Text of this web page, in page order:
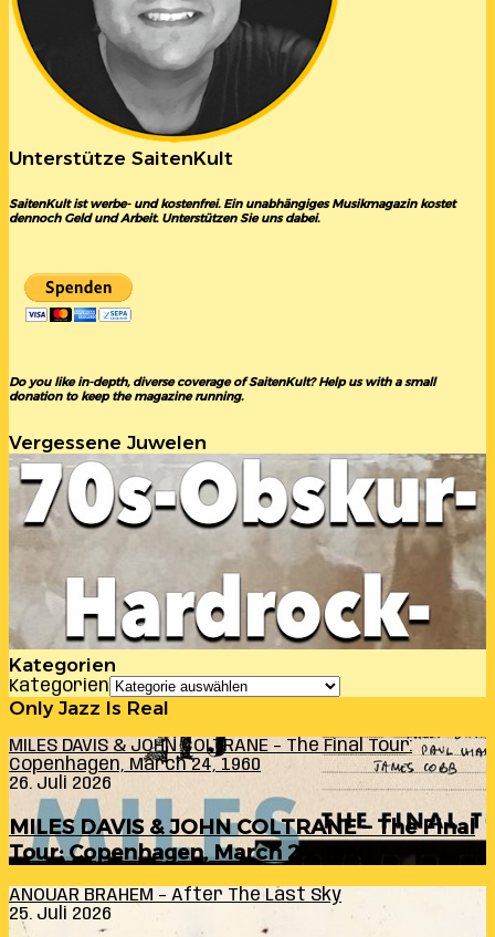
Unterstütze SaitenKult
SaitenKult ist werbe- und kostenfrei. Ein unabhängiges Musikmagazin kostet
dennoch Geld und Arbeit. Unterstützen Sie uns dabei.
Do you like in-depth, diverse coverage of SaitenKult? Help us with a small
donation to keep the magazine running.
Vergessene Juwelen
Kategorien
Kategorien
Only Jazz Is Real
MILES DAVIS & JOHN COLTRANE – The Final Tour:
Copenhagen, March 24, 1960
26. Juli 2026
MILES DAVIS & JOHN COLTRANE – The Final
Tour: Copenhagen, March 24, 1960
ANOUAR BRAHEM – After The Last Sky
25. Juli 2026